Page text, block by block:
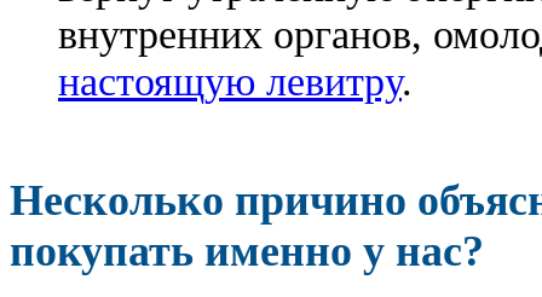
внутренних органов,
настоящую левитру.
Несколько причино
покупать именно у нас?